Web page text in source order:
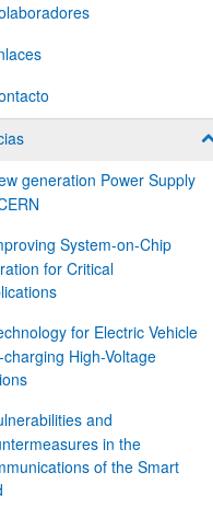
generation Power Supply
System-on-Chip
for Critical
for Electric Vehicle
High-Voltage
and
in the
of the Smart